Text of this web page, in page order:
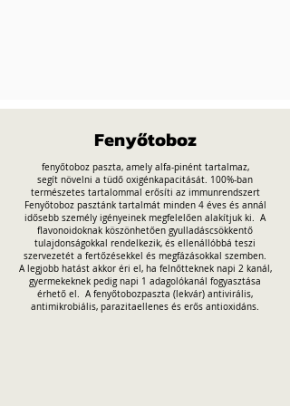
Fenyőtoboz
fenyőtoboz paszta, amely alfa-pinént tartalmaz,
segít növelni a tüdő oxigénkapacitását. 100%-ban
természetes tartalommal erősíti az immunrendszert
Fenyőtoboz pasztánk tartalmát minden 4 éves és annál
idősebb személy igényeinek megfelelően alakítjuk ki.
A
flavonoidoknak köszönhetően gyulladáscsökkentő
tulajdonságokkal rendelkezik, és ellenállóbbá teszi
szervezetét a fertőzésekkel és megfázásokkal szemben.
A legjobb hatást akkor éri el, ha felnőtteknek napi 2 kanál,
gyermekeknek pedig napi 1 adagolókanál fogyasztása
érhető el.
A fenyőtobozpaszta (lekvár) antivirális,
antimikrobiális, parazitaellenes és erős antioxidáns.